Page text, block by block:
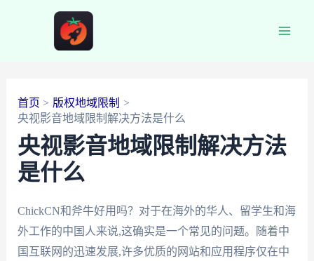
首页
版权地域限制
央视影音地域限制解决方法是什么
央视影音地域限制解决方法
是什么
ChickCN和斧牛好用吗？对于在海外的华人、留学生和海
外工作的中国人来说,这确实是一个常见的问题。随着中
国互联网的迅速发展,许多优质的网站和应用程序仅在中